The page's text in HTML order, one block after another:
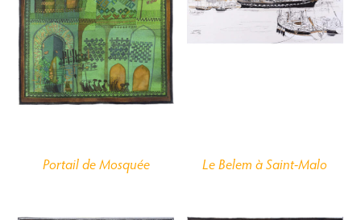
Portail de Mosquée LeBelem à Saint-Malo